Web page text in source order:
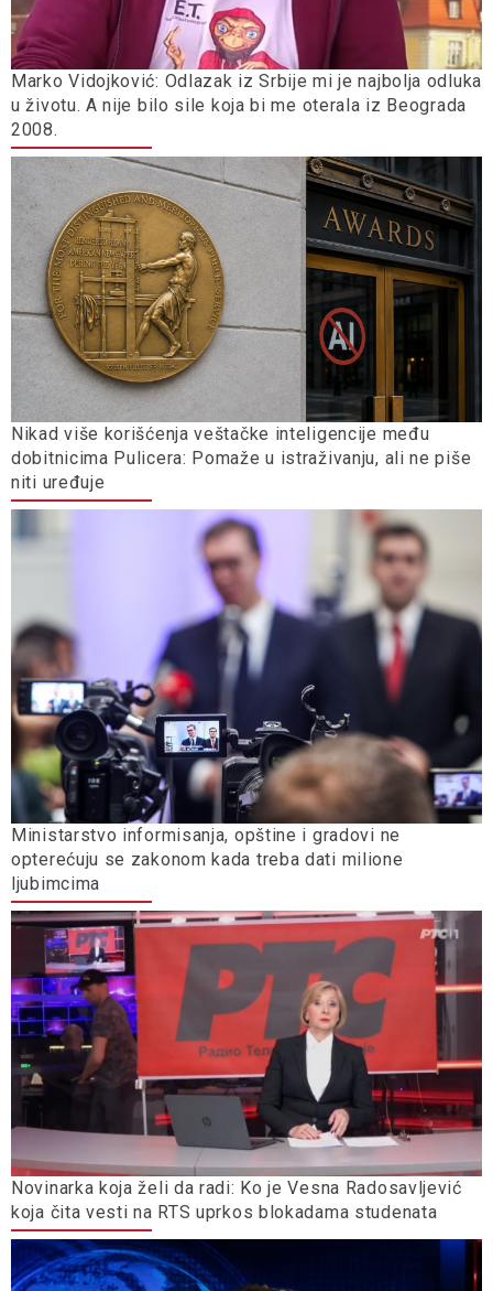
Marko Vidojković: Odlazak iz Srbije mi je najbolja odluka
u životu. A nije bilo sile koja bi me oterala iz Beograda
2008.
Nikad više korišćenja veštačke inteligencije među
dobitnicima Pulicera: Pomaže u istraživanju, ali ne piše
niti uređuje
Ministarstvo informisanja, opštine i gradovi ne
opterećuju se zakonom kada treba dati milione
ljubimcima
Novinarka koja želi da radi: Ko je Vesna Radosavljević
koja čita vesti na RTS uprkos blokadama studenata